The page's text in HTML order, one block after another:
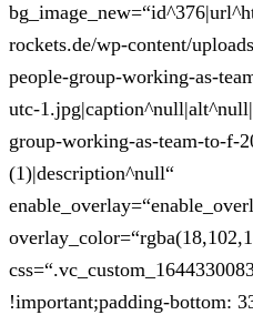
rockets.de/wp-content/
people-group-working-as-
utc-
group-working-as-team-to-f-
(1)|description^null“
!important;padding-bottom: